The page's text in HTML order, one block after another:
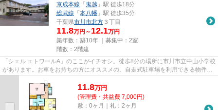
京成本線 「 鬼越 」駅 徒歩18分
総武線 「 本八幡 」駅 徒歩35分
千葉県市川市北方 ３丁目
11.8万円～ 12.1万円
築年数：築10年 ｜募集中： 2室
階数：2階建
「シエル エトワールA」のここがイチオシ。徒歩8分の場所に市川市立中山小学校
があります。お車をお持ちの方にオススメの、自走式駐車場を利用できる物件で
11.8万円
(管理費・共益費 7,000円)
敷：0ヶ月｜礼：2ヶ月